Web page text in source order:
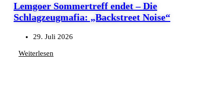
Lemgoer Sommertreff endet – Die
Schlagzeugmafia: „Backstreet Noise“
29. Juli 2026
Weiterlesen